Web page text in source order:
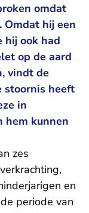
omdat
hij een
hij ook had
op de aard
vindt de
stoornis heeft
in
hem kunnen
zes
en
periode van